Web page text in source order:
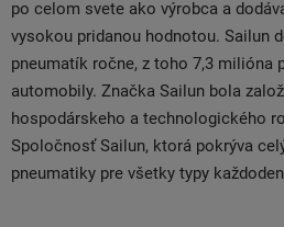
po celom svete ako výrobca a
vysokou pridanou hodnotou. Sailun
pneumatík ročne, z toho 7,3 milióna
automobily. Značka Sailun bola
hospodárskeho a technologického
Spoločnosť Sailun, ktorá pokrýva
pneumatiky pre všetky typy